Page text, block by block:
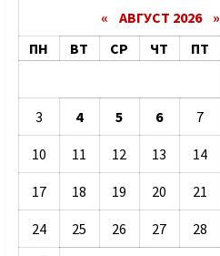
« АВГУСТ 2026 »
ПН
ВТ СР ЧТ ПТ
3 4 5 6 7
10 11 12 13 14
17 18 19 20 21
24 25 26 27 28